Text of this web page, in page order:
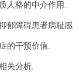
人格的中介作用.
郁障碍患者病耻感
的干预价值.
关分析.